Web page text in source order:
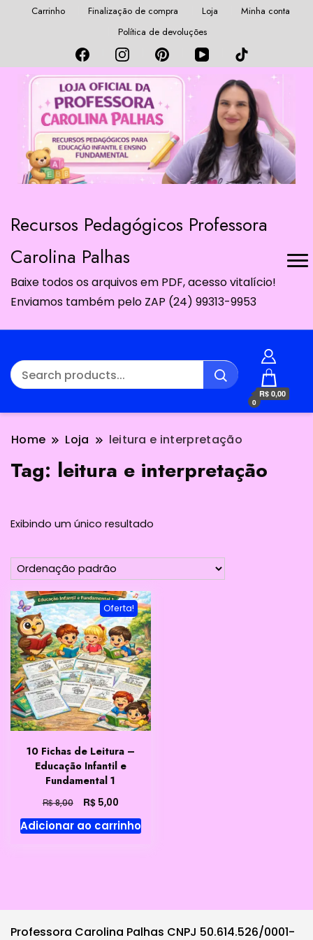
Carrinho Finalização de compra Loja
Minha conta
Política de devoluções
Recursos Pedagógicos Professora
Carolina Palhas
Baixe todos os arquivos em PDF, acesso vitalício!
Enviamos também pelo ZAP (24) 99313-9953
0
R$ 0,00
Home Loja leitura e interpretação
Tag: leitura e interpretação
Exibindo um único resultado
Oferta!
10 Fichas de Leitura –
Educação Infantil e
Fundamental 1
R$8,00
preço
original
R$5,00O
preço
atual
Adicionar ao carrinho
Professora Carolina Palhas CNPJ 50.614.526/0001-